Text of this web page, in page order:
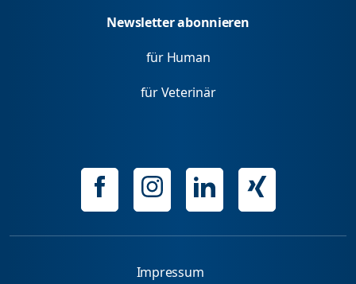
Newsletter abonnieren
für Human
für Veterinär
Impressum